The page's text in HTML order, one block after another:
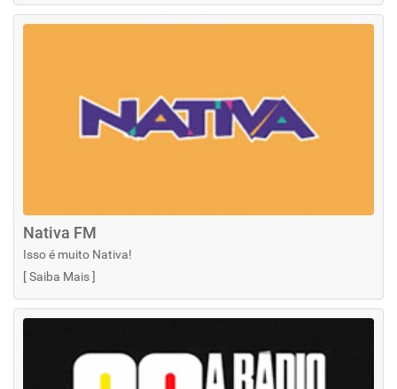
Nativa FM
Isso é muito Nativa!
[Saiba Mais]